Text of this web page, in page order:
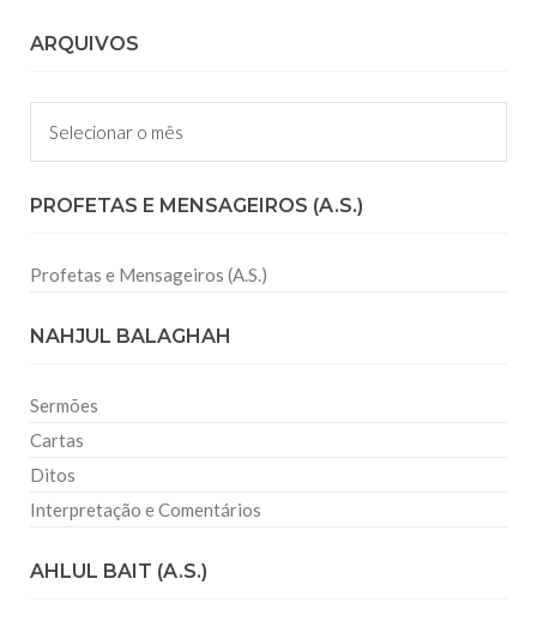
ARQUIVOS
Arquivos
PROFETAS E MENSAGEIROS (A.S.)
Profetas e Mensageiros (A.S.)
NAHJUL BALAGHAH
Sermões
Cartas
Ditos
Interpretação e Comentários
AHLUL BAIT (A.S.)